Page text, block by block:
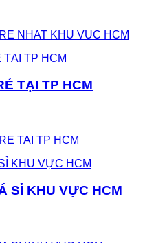
NHAT KHU VUC HCM
TẠI TP HCM
TAI TP HCM
SỈ KHU VỰC HCM